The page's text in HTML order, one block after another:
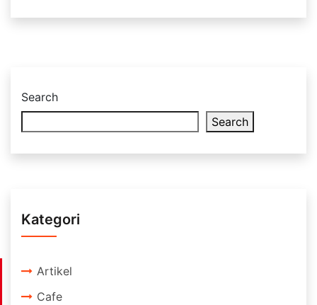
Search
Search
Kategori
Artikel
Cafe